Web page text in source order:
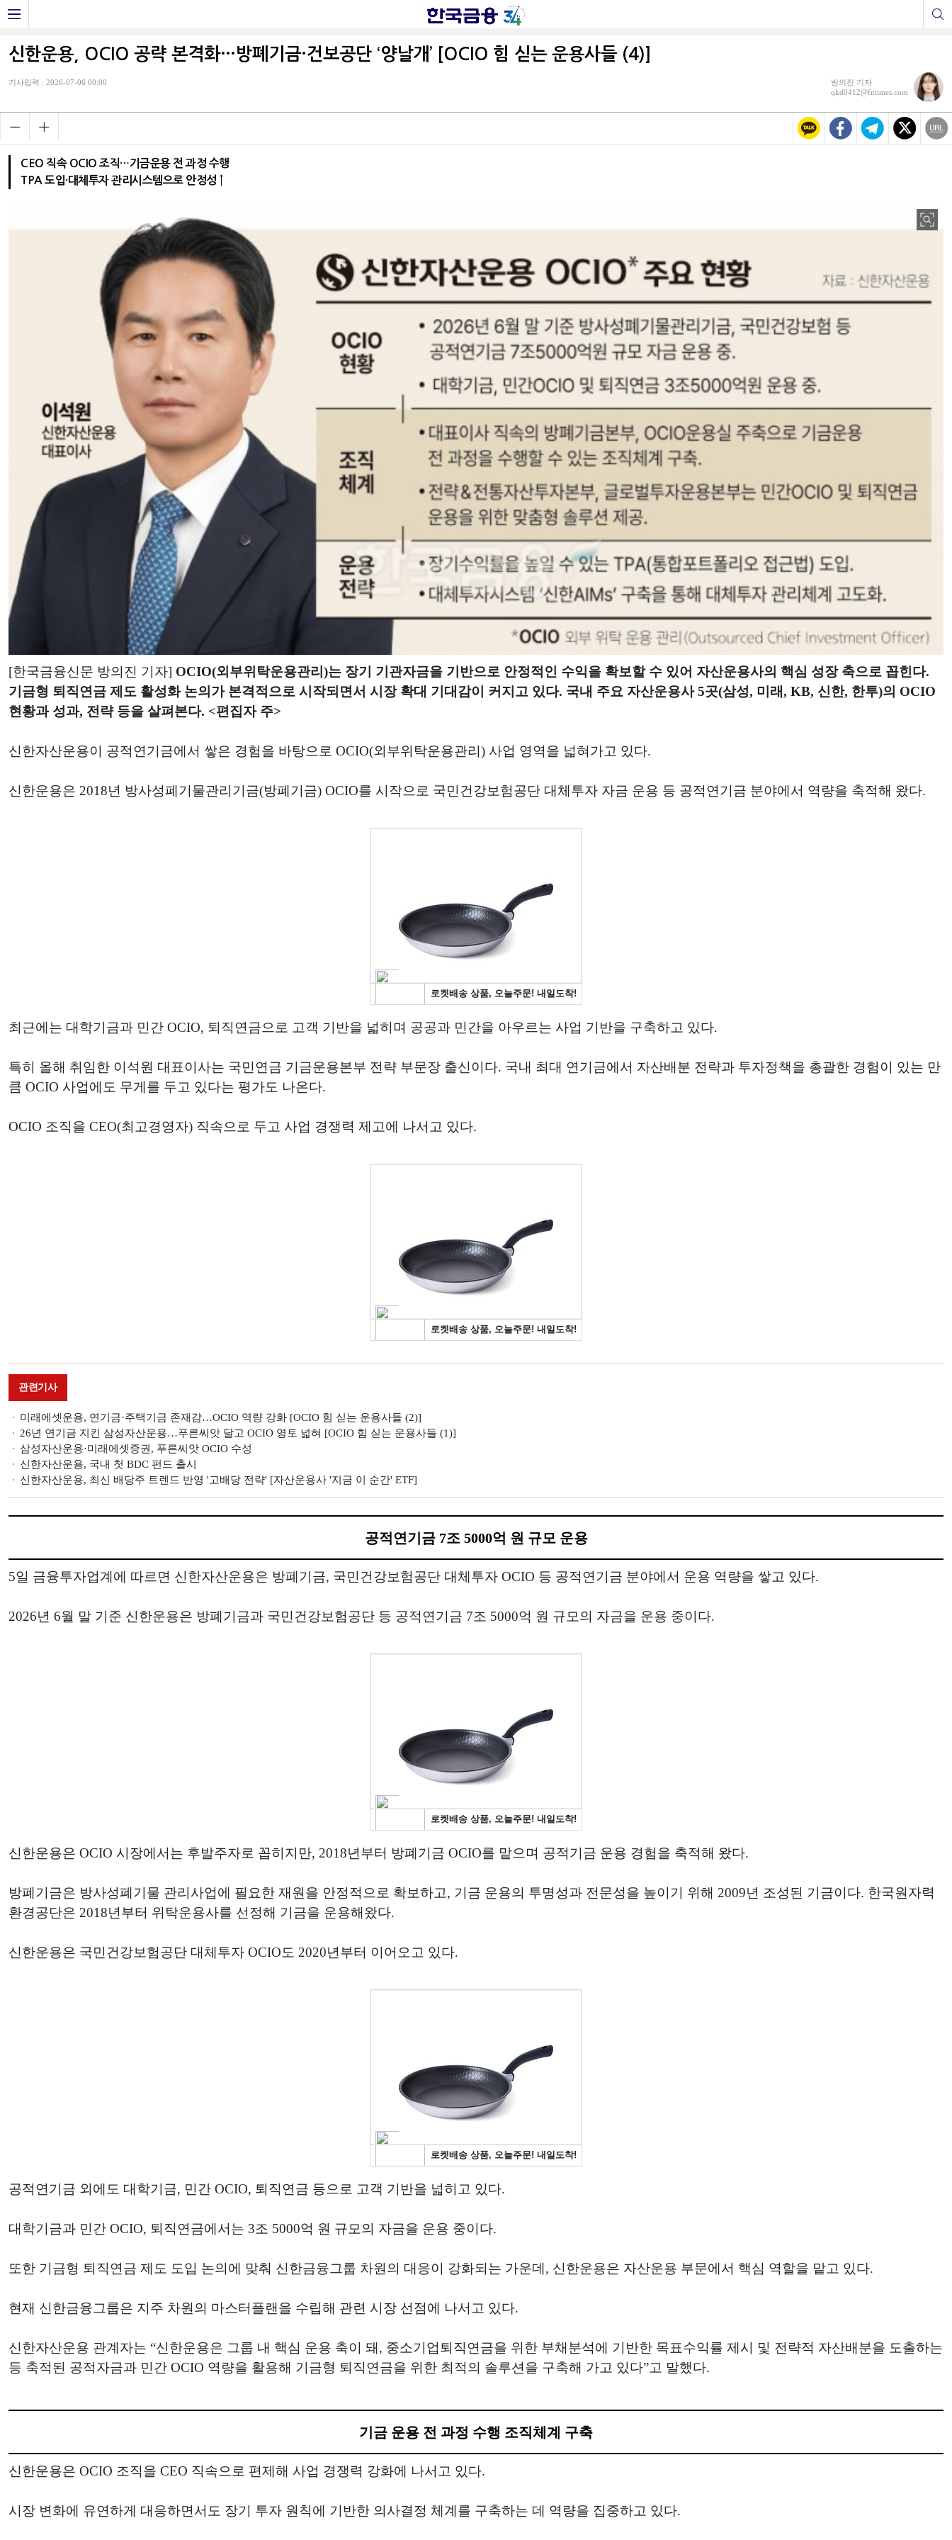
신한운용, OCIO 공략 본격화…방폐기금·건보공단 ‘양날개’ [OCIO 힘 싣는 운용사들 (4)]
기사입력 : 2026-07-06 00:00
방의진 기자
qkd0412@fntimes.com
CEO 직속 OCIO 조직…기금운용 전 과정 수행
TPA 도입·대체투자 관리시스템으로 안정성 ↑
[한국금융신문 방의진 기자] OCIO(외부위탁운용관리)는 장기 기관자금을 기반으로 안정적인 수익을 확보할 수 있어 자산운용사의 핵심 성장 축으로 꼽힌다.
기금형 퇴직연금 제도 활성화 논의가 본격적으로 시작되면서 시장 확대 기대감이 커지고 있다. 국내 주요 자산운용사 5곳(삼성, 미래, KB, 신한, 한투)의 OCIO
현황과 성과, 전략 등을 살펴본다. <편집자 주>
신한자산운용이 공적연기금에서 쌓은 경험을 바탕으로 OCIO(외부위탁운용관리) 사업 영역을 넓혀가고 있다.
신한운용은 2018년 방사성폐기물관리기금(방폐기금) OCIO를 시작으로 국민건강보험공단 대체투자 자금 운용 등 공적연기금 분야에서 역량을 축적해 왔다.
최근에는 대학기금과 민간 OCIO, 퇴직연금으로 고객 기반을 넓히며 공공과 민간을 아우르는 사업 기반을 구축하고 있다.
특히 올해 취임한 이석원 대표이사는 국민연금 기금운용본부 전략 부문장 출신이다. 국내 최대 연기금에서 자산배분 전략과 투자정책을 총괄한 경험이 있는 만
큼 OCIO 사업에도 무게를 두고 있다는 평가도 나온다.
OCIO 조직을 CEO(최고경영자) 직속으로 두고 사업 경쟁력 제고에 나서고 있다.
관련기사
미래에셋운용, 연기금·주택기금 존재감…OCIO 역량 강화 [OCIO 힘 싣는 운용사들 (2)]
26년 연기금 지킨 삼성자산운용…푸른씨앗 달고 OCIO 영토 넓혀 [OCIO 힘 싣는 운용사들 (1)]
삼성자산운용·미래에셋증권, 푸른씨앗 OCIO 수성
신한자산운용, 국내 첫 BDC 펀드 출시
신한자산운용, 최신 배당주 트렌드 반영 '고배당 전략' [자산운용사 '지금 이 순간' ETF]
공적연기금 7조 5000억 원 규모 운용
5일 금융투자업계에 따르면 신한자산운용은 방폐기금, 국민건강보험공단 대체투자 OCIO 등 공적연기금 분야에서 운용 역량을 쌓고 있다.
2026년 6월 말 기준 신한운용은 방폐기금과 국민건강보험공단 등 공적연기금 7조 5000억 원 규모의 자금을 운용 중이다.
신한운용은 OCIO 시장에서는 후발주자로 꼽히지만, 2018년부터 방폐기금 OCIO를 맡으며 공적기금 운용 경험을 축적해 왔다.
방폐기금은 방사성폐기물 관리사업에 필요한 재원을 안정적으로 확보하고, 기금 운용의 투명성과 전문성을 높이기 위해 2009년 조성된 기금이다. 한국원자력
환경공단은 2018년부터 위탁운용사를 선정해 기금을 운용해왔다.
신한운용은 국민건강보험공단 대체투자 OCIO도 2020년부터 이어오고 있다.
공적연기금 외에도 대학기금, 민간 OCIO, 퇴직연금 등으로 고객 기반을 넓히고 있다.
대학기금과 민간 OCIO, 퇴직연금에서는 3조 5000억 원 규모의 자금을 운용 중이다.
또한 기금형 퇴직연금 제도 도입 논의에 맞춰 신한금융그룹 차원의 대응이 강화되는 가운데, 신한운용은 자산운용 부문에서 핵심 역할을 맡고 있다.
현재 신한금융그룹은 지주 차원의 마스터플랜을 수립해 관련 시장 선점에 나서고 있다.
신한자산운용 관계자는 “신한운용은 그룹 내 핵심 운용 축이 돼, 중소기업퇴직연금을 위한 부채분석에 기반한 목표수익률 제시 및 전략적 자산배분을 도출하는
등 축적된 공적자금과 민간 OCIO 역량을 활용해 기금형 퇴직연금을 위한 최적의 솔루션을 구축해 가고 있다”고 말했다.
기금 운용 전 과정 수행 조직체계 구축
신한운용은 OCIO 조직을 CEO 직속으로 편제해 사업 경쟁력 강화에 나서고 있다.
시장 변화에 유연하게 대응하면서도 장기 투자 원칙에 기반한 의사결정 체계를 구축하는 데 역량을 집중하고 있다.